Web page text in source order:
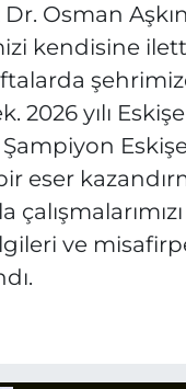
Dr. Osman
kendisine
2026 yılı
eser
ve